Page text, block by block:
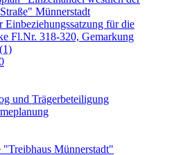
Münnerstadt
Einbeziehungssatzung für die
Fl.Nr. 318-320, Gemarkung
und Trägerbeteiligung
Münnerstadt"